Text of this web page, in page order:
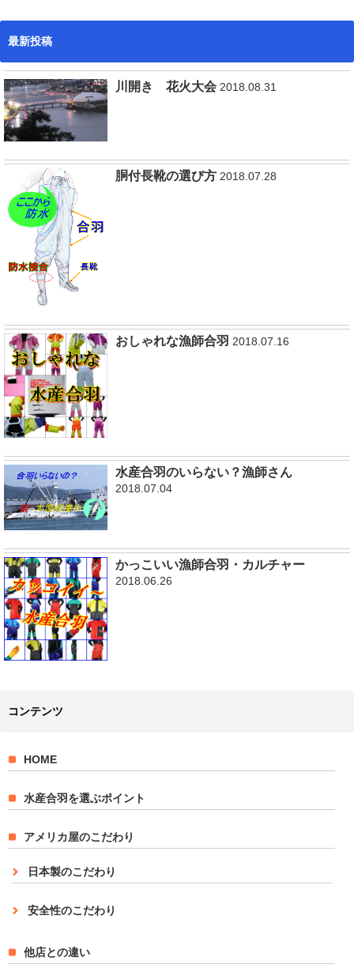
最新投稿
川開き 花火大会 2018.08.31
胴付長靴の選び方 2018.07.28
おしゃれな漁師合羽 2018.07.16
水産合羽のいらない？漁師さん
2018.07.04
かっこいい漁師合羽・カルチャー
2018.06.26
コンテンツ
HOME
水産合羽を選ぶポイント
アメリカ屋のこだわり
日本製のこだわり
安全性のこだわり
他店との違い